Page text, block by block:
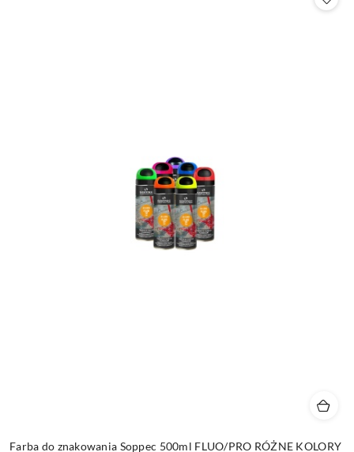
Farba do znakowania Soppec 500ml FLUO/PRO RÓŻNE KOLORY